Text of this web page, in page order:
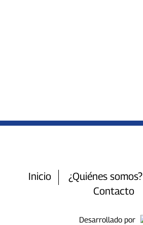
Inicio ¿Quiénes somos?
Contacto
Desarrollado por